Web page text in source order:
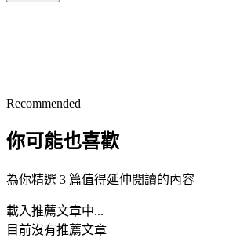
Recommended
你可能也喜歡
為你精選 3 篇值得延伸閱讀的內容
載入推薦文章中...
目前沒有推薦文章